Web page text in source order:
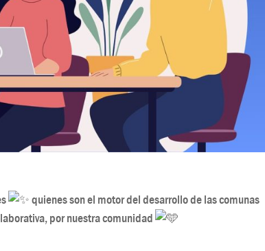
quienes son el motor del desarrollo de las comunas
por nuestra comunidad